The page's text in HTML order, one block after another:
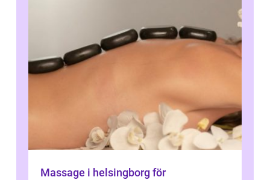
Massage i helsingborg för